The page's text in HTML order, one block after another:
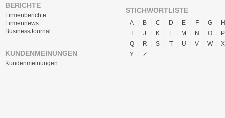
BERICHTE
Firmenberichte
Firmennews
BusinessJournal
KUNDENMEINUNGEN
Kundenmeinungen
STICHWORTLISTE
A B C D E F G
H
J K L M N O
P
Q
R S T U V W
X
Y
Z